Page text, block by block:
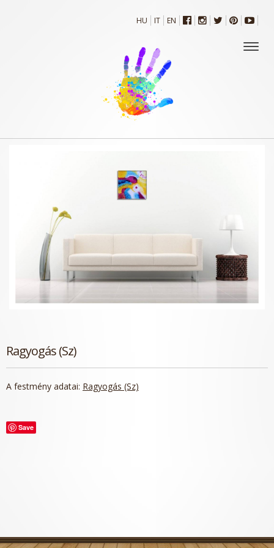
HU IT EN
Ragyogás (Sz)
A festmény adatai: Ragyogás (Sz)
Save